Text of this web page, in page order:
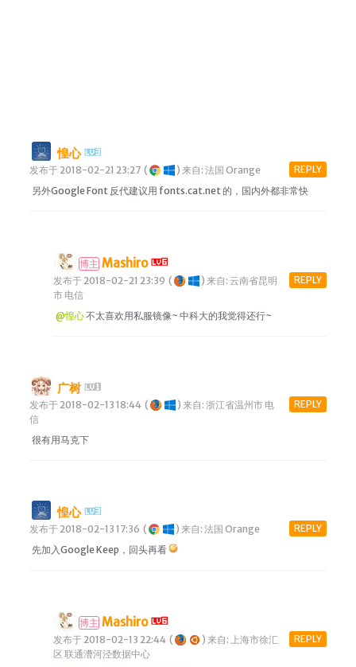
惶心
REPLY
发布于 2018-02-21 23:27 ( ) 来自: 法国 Orange
另外Google Font 反代建议用 fonts.cat.net 的，国内外都非常快
博主 Mashiro
REPLY
发布于 2018-02-21 23:39 ( ) 来自: 云南省昆明
市 电信
@惶心不太喜欢用私服镜像~ 中科大的我觉得还行~
广树
REPLY
发布于 2018-02-13 18:44 ( ) 来自: 浙江省温州市 电
信
很有用马克下
惶心
REPLY
发布于 2018-02-13 17:36 ( ) 来自: 法国 Orange
先加入Google Keep，回头再看
博主 Mashiro
REPLY
发布于 2018-02-13 22:44 ( ) 来自: 上海市徐汇
区 联通漕河泾数据中心